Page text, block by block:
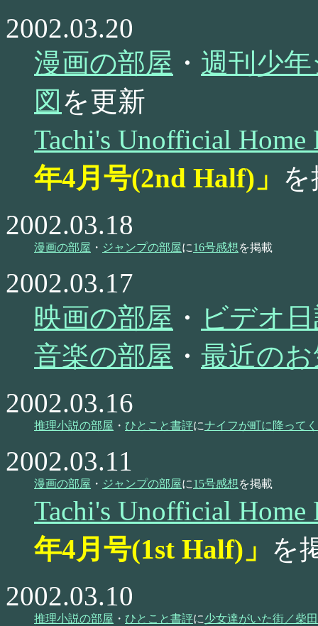
2002.03.20
漫画の部屋 ・ 週刊少
図 を更新
Tachi's Unofficial Home
年4月号(2nd Half)」
2002.03.18
漫画の部屋 ・ ジャンプの部屋に16号感想を掲載
2002.03.17
映画の部屋 ・ ビデオ
音楽の部屋 ・ 最近の
2002.03.16
推理小説の部屋 ・ ひとこと書評にナイフが町に降って
2002.03.11
漫画の部屋 ・ ジャンプの部屋に15号感想を掲載
Tachi's Unofficial Home
年4月号(1st Half)」 を
2002.03.10
推理小説の部屋 ・ ひとこと書評に少女達がいた街／柴